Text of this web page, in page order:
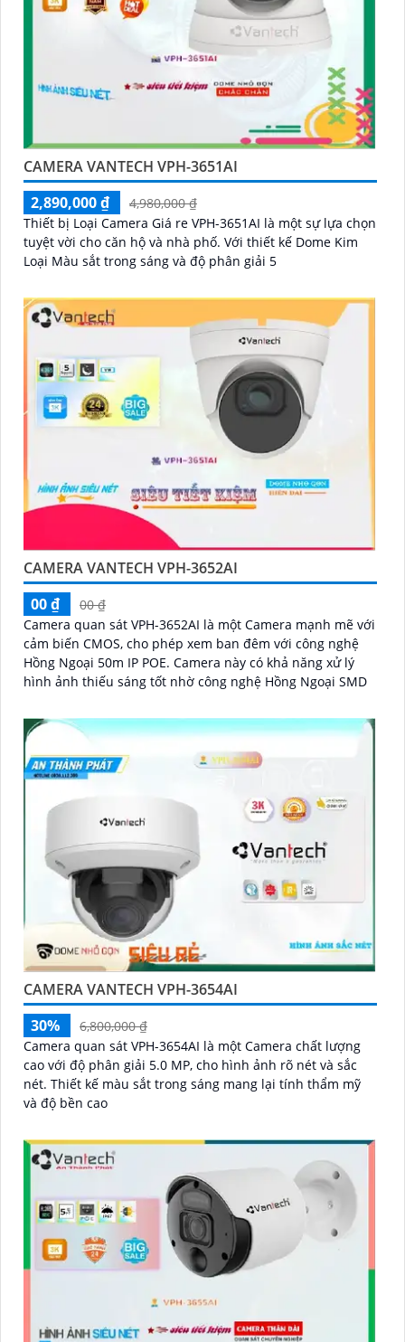
CAMERA VANTECH VPH-3651AI
2,890,000 ₫
4,980,000 ₫
Thiết bị Loại Camera Giá re VPH-3651AI là một sự lựa chọn
tuyệt vời cho căn hộ và nhà phố. Với thiết kế Dome Kim
Loại Màu sắt trong sáng và độ phân giải 5
CAMERA VANTECH VPH-3652AI
00 ₫
00 ₫
Camera quan sát VPH-3652AI là một Camera mạnh mẽ với
cảm biến CMOS, cho phép xem ban đêm với công nghệ
Hồng Ngoại 50m IP POE. Camera này có khả năng xử lý
hình ảnh thiếu sáng tốt nhờ công nghệ Hồng Ngoại SMD
CAMERA VANTECH VPH-3654AI
30%
6,800,000 ₫
Camera quan sát VPH-3654AI là một Camera chất lượng
cao với độ phân giải 5.0 MP, cho hình ảnh rõ nét và sắc
nét. Thiết kế màu sắt trong sáng mang lại tính thẩm mỹ
và độ bền cao